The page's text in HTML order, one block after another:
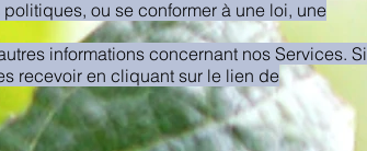
ou se conformer à une loi, une
informations concernant nos Services. Si
recevoir en cliquant sur le lien de